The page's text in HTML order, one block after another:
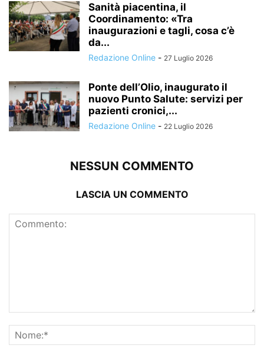
Sanità piacentina, il
Coordinamento: «Tra
inaugurazioni e tagli, cosa c’è
da...
Redazione Online - 27 Luglio 2026
Ponte dell’Olio, inaugurato il
nuovo Punto Salute: servizi per
pazienti cronici,...
Redazione Online - 22 Luglio 2026
NESSUN COMMENTO
LASCIA UN COMMENTO